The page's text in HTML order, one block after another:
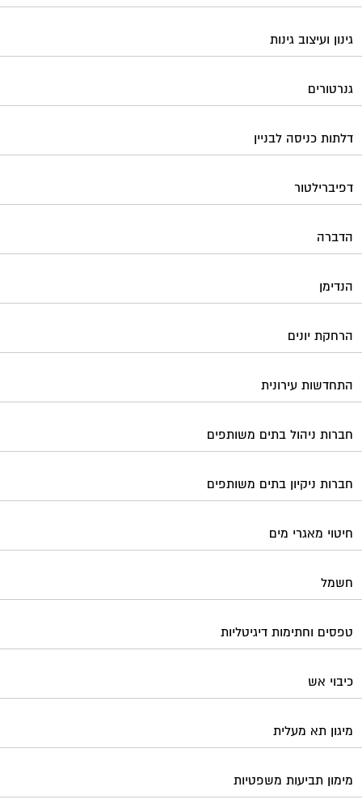
גינון ועיצוב גינות
גנרטורים
דלתות כניסה לבניין
דפיברילטור
הדברה
הנדימן
הרחקת יונים
התחדשות עירונית
חברות ניהול בתים משותפים
חברות ניקיון בתים משותפים
חיטוי מאגרי מים
חשמל
טפסים וחתימות דיגיטליות
כיבוי אש
מיגון תא מעלית
מימון תביעות משפטיות